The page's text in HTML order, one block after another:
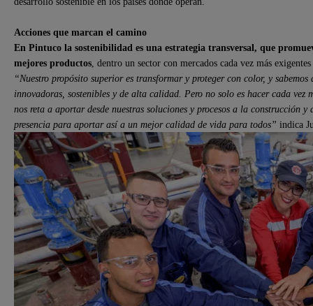
Acciones que marcan el camino
En Pintuco la sostenibilidad es una estrategia transversal, que
mejores productos , dentro un sector con mercados cada vez más
“Nuestro propósito superior es transformar y proteger con color, y
innovadoras, sostenibles y de alta calidad. Pero no solo es hacer cada vez
nos reta a aportar desde nuestras soluciones y procesos a la construcción
presencia para aportar así a un mejor calidad de vida para todos” indica